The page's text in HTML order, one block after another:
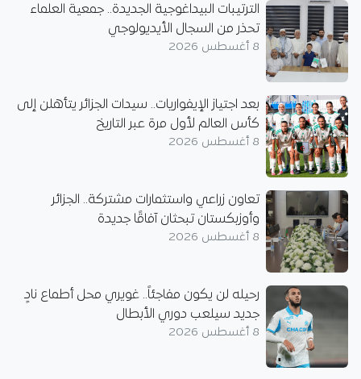
الترتيبات البيداغوجية الجديدة.. جمعية العلماء
تحذر من السجال الأيديولوجي
8 أغسطس 2026
بعد اجتياز الإيفواريات.. سيدات الجزائر يتأهلن إلى
كأس العالم لأول مرة عبر التاريخ
8 أغسطس 2026
تعاون زراعي واستثمارات مشتركة.. الجزائر
وأوزبكستان تبحثان آفاقًا جديدة
8 أغسطس 2026
رحيله لن يكون مفاجئاً.. غويري محل أطماع نادٍ
جديد سيلعب دوري الأبطال
8 أغسطس 2026